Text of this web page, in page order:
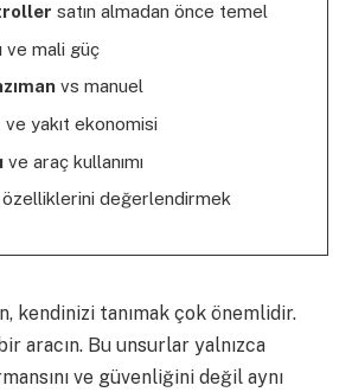
satın almadan önce temel
ve mali güç
vs manuel
ve yakıt ekonomisi
ve araç kullanımı
özelliklerini değerlendirmek
kendinizi tanımak çok önemlidir.
bir aracın. Bu unsurlar yalnızca
ve güvenliğini değil aynı